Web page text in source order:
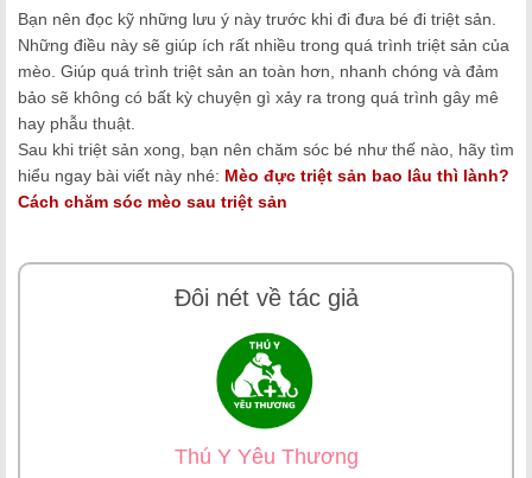
Bạn nên đọc kỹ những lưu ý này trước khi đi đưa bé đi triệt sản.
Những điều này sẽ giúp ích rất nhiều trong quá trình triệt sản của
mèo. Giúp quá trình triệt sản an toàn hơn, nhanh chóng và đảm
bảo sẽ không có bất kỳ chuyện gì xảy ra trong quá trình gây mê
hay phẫu thuật.
Sau khi triệt sản xong, bạn nên chăm sóc bé như thế nào, hãy tìm
hiểu ngay bài viết này nhé: Mèo đực triệt sản bao lâu thì lành?
Cách chăm sóc mèo sau triệt sản
Đôi nét về tác giả
Thú Y Yêu Thương